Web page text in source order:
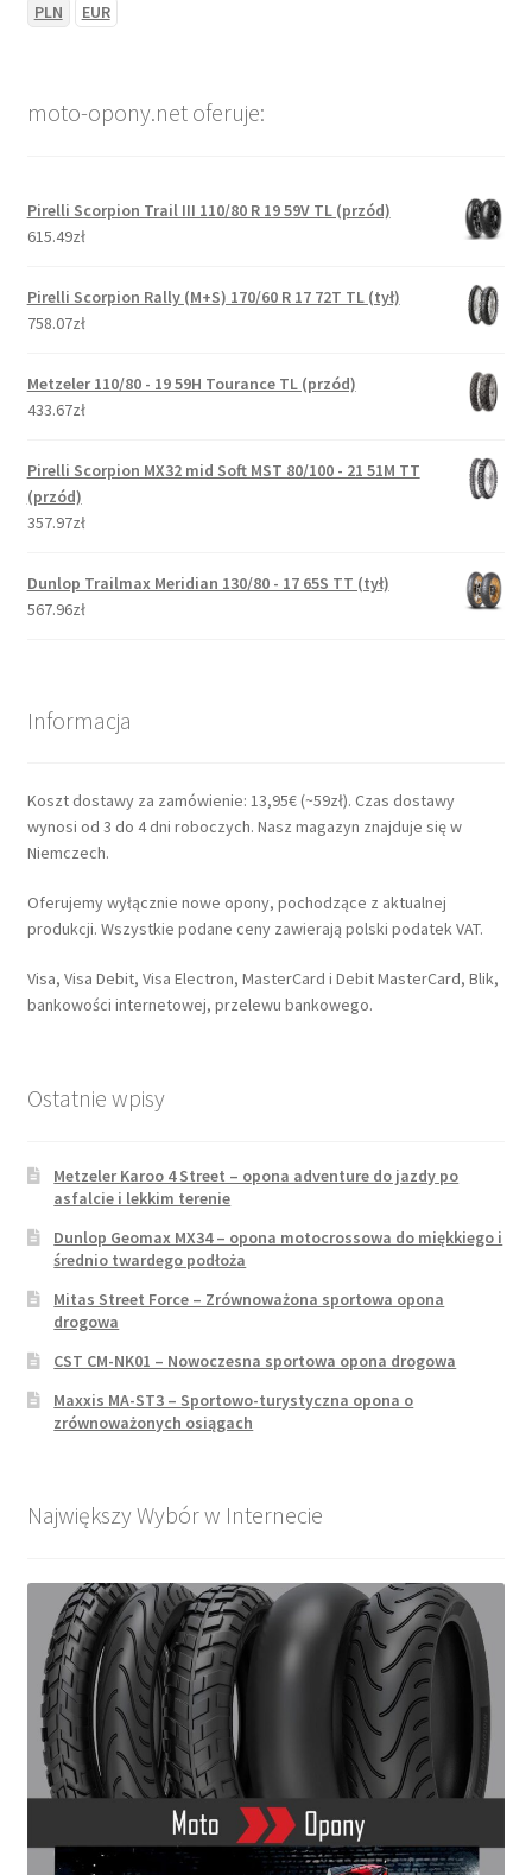
PLN EUR
moto-opony.net oferuje:
Pirelli Scorpion Trail III 110/80 R 19 59V TL (przód)
615.49zł
Pirelli Scorpion Rally (M+S) 170/60 R 17 72T TL (tył)
758.07zł
Metzeler 110/80 - 19 59H Tourance TL (przód)
433.67zł
Pirelli Scorpion MX32 mid Soft MST 80/100 - 21 51M TT
(przód)
357.97zł
Dunlop Trailmax Meridian 130/80 - 17 65S TT (tył)
567.96zł
Informacja
Koszt dostawy za zamówienie: 13,95€ (~59zł). Czas dostawy
wynosi od 3 do 4 dni roboczych. Nasz magazyn znajduje się w
Niemczech.
Oferujemy wyłącznie nowe opony, pochodzące z aktualnej
produkcji. Wszystkie podane ceny zawierają polski podatek VAT.
Visa, Visa Debit, Visa Electron, MasterCard i Debit MasterCard, Blik,
bankowości internetowej, przelewu bankowego.
Ostatnie wpisy
Metzeler Karoo 4 Street – opona adventure do jazdy po
asfalcie i lekkim terenie
Dunlop Geomax MX34 – opona motocrossowa do miękkiego i
średnio twardego podłoża
Mitas Street Force – Zrównoważona sportowa opona
drogowa
CST CM-NK01 – Nowoczesna sportowa opona drogowa
Maxxis MA-ST3 – Sportowo-turystyczna opona o
zrównoważonych osiągach
Największy Wybór w Internecie